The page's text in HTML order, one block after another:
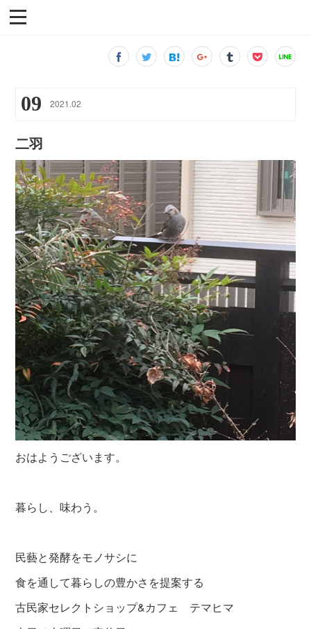
09 2021 .02
二羽
おはようございます。
暮らし、味わう。
民藝と発酵をモノサシに
食を通して暮らしの豊かさを提案する
古民家セレクトショップ&カフェ テマヒマ